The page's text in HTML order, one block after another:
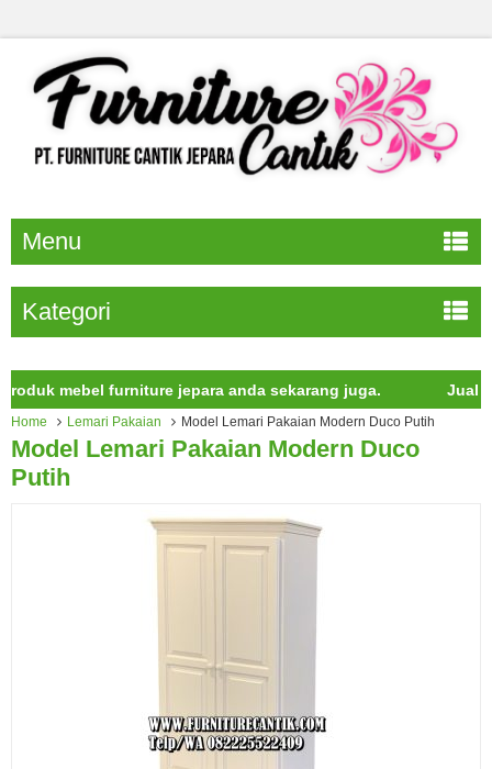
Menu
Kategori
furniture jepara anda sekarang juga. Jual
Home Lemari Pakaian Model Lemari Pakaian Modern Duco Putih
Model Lemari Pakaian Modern Duco
Putih